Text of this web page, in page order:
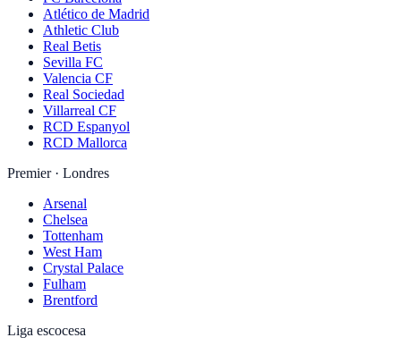
Atlético de Madrid
Athletic Club
Real Betis
Sevilla FC
Valencia CF
Real Sociedad
Villarreal CF
RCD Espanyol
RCD Mallorca
Premier · Londres
Arsenal
Chelsea
Tottenham
West Ham
Crystal Palace
Fulham
Brentford
Liga escocesa